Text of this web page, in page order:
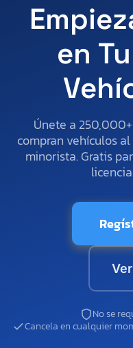
en
Únete a
compran vehículos
minorista. Gratis
No se
Cancela en cualquier